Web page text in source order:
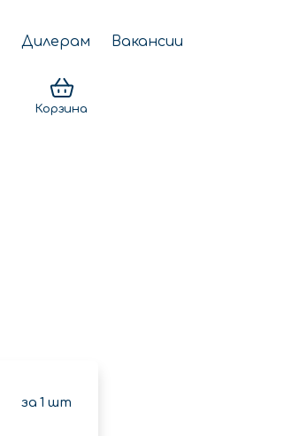
Дилерам Вакансии
Корзина
за 1 шт